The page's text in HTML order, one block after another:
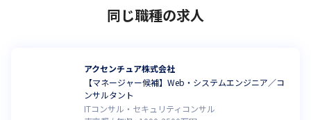
同じ職種の求人
アクセンチュア株式会社
【マネージャー候補】Web・システムエンジニア／コ
ンサルタント
ITコンサル・セキュリティコンサル